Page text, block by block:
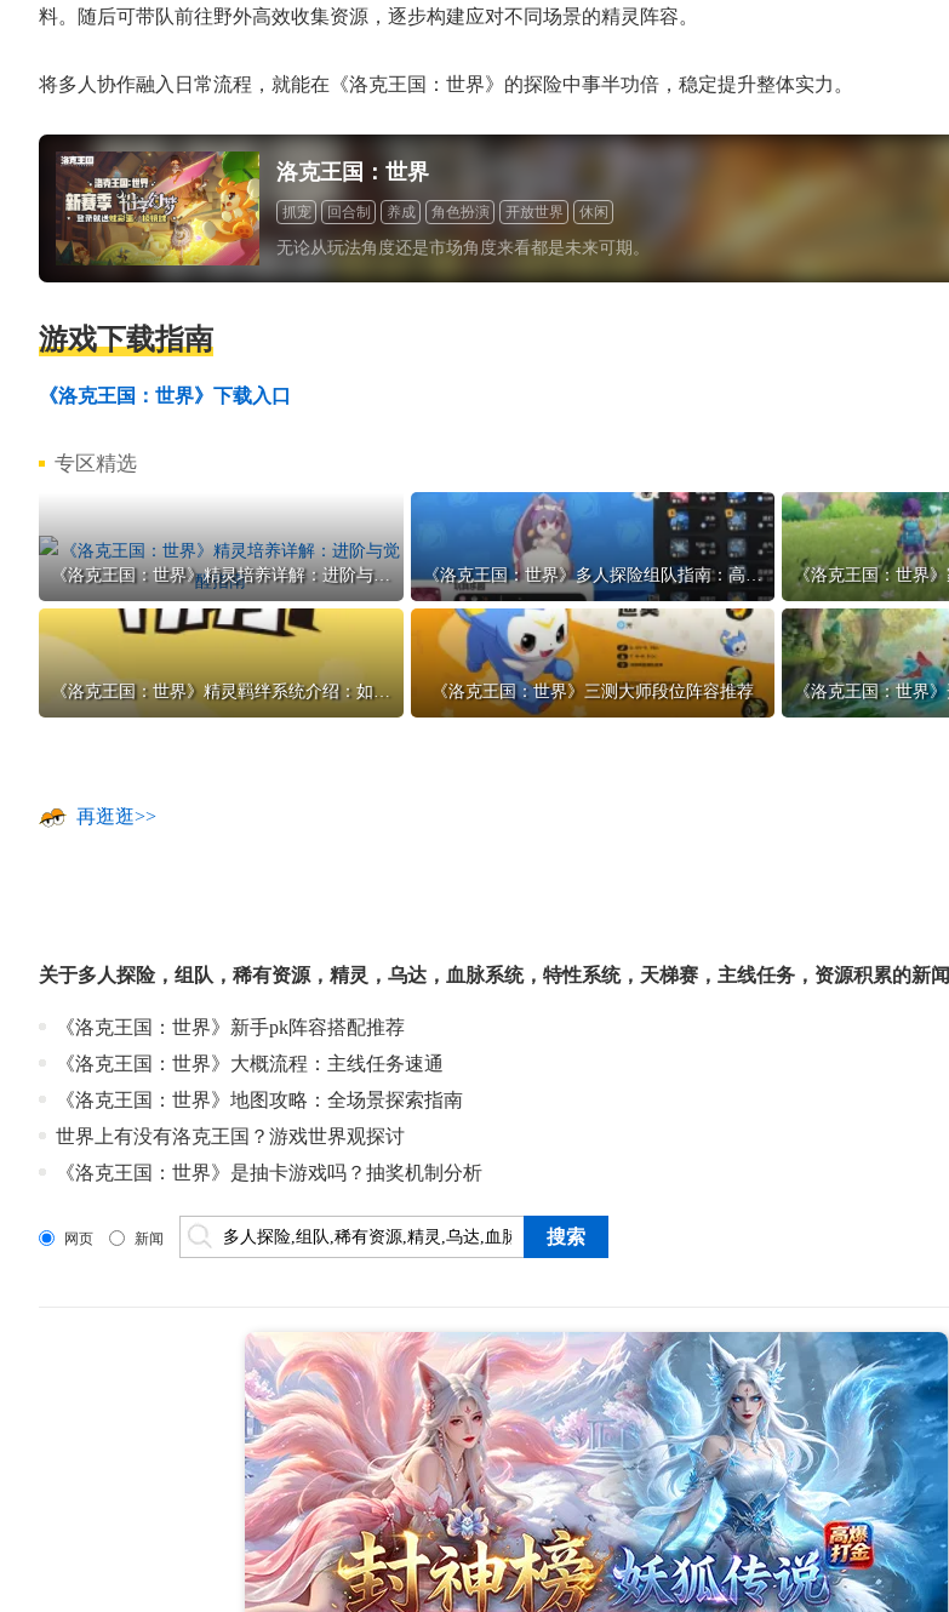
料。随后可带队前往野外高效收集资源，逐步构建应对不同场景的精灵阵容。
将多人协作融入日常流程，就能在《洛克王国：世界》的探险中事半功倍，稳定提升整体实力。
洛克王国：世界
抓宠 回合制 养成 角色扮演 开放世界 休闲
无论从玩法角度还是市场角度来看都是未来可期。
游戏下载指南
《洛克王国：世界》下载入口
专区精选
《洛克王国：世界》精灵培养详解：进阶与觉醒指南 《洛克王国：世界》多人探险组队指南：高效刷资源
《洛克王国：世界》精灵羁绊系统介绍：如何快速提升战力 《洛克王国：世界》三测大师段位阵容推荐
再逛逛>>
关于多人探险， 组队 ， 稀有资源 ， 精灵 ， 乌达 ， 血脉系统， 特性系统， 天梯赛 ， 主线任务 ， 资源积累的新闻
《洛克王国：世界》新手pk阵容搭配推荐
《洛克王国：世界》大概流程：主线任务速通
《洛克王国：世界》地图攻略：全场景探索指南
世界上有没有洛克王国？游戏世界观探讨
《洛克王国：世界》是抽卡游戏吗？抽奖机制分析
网页 新闻